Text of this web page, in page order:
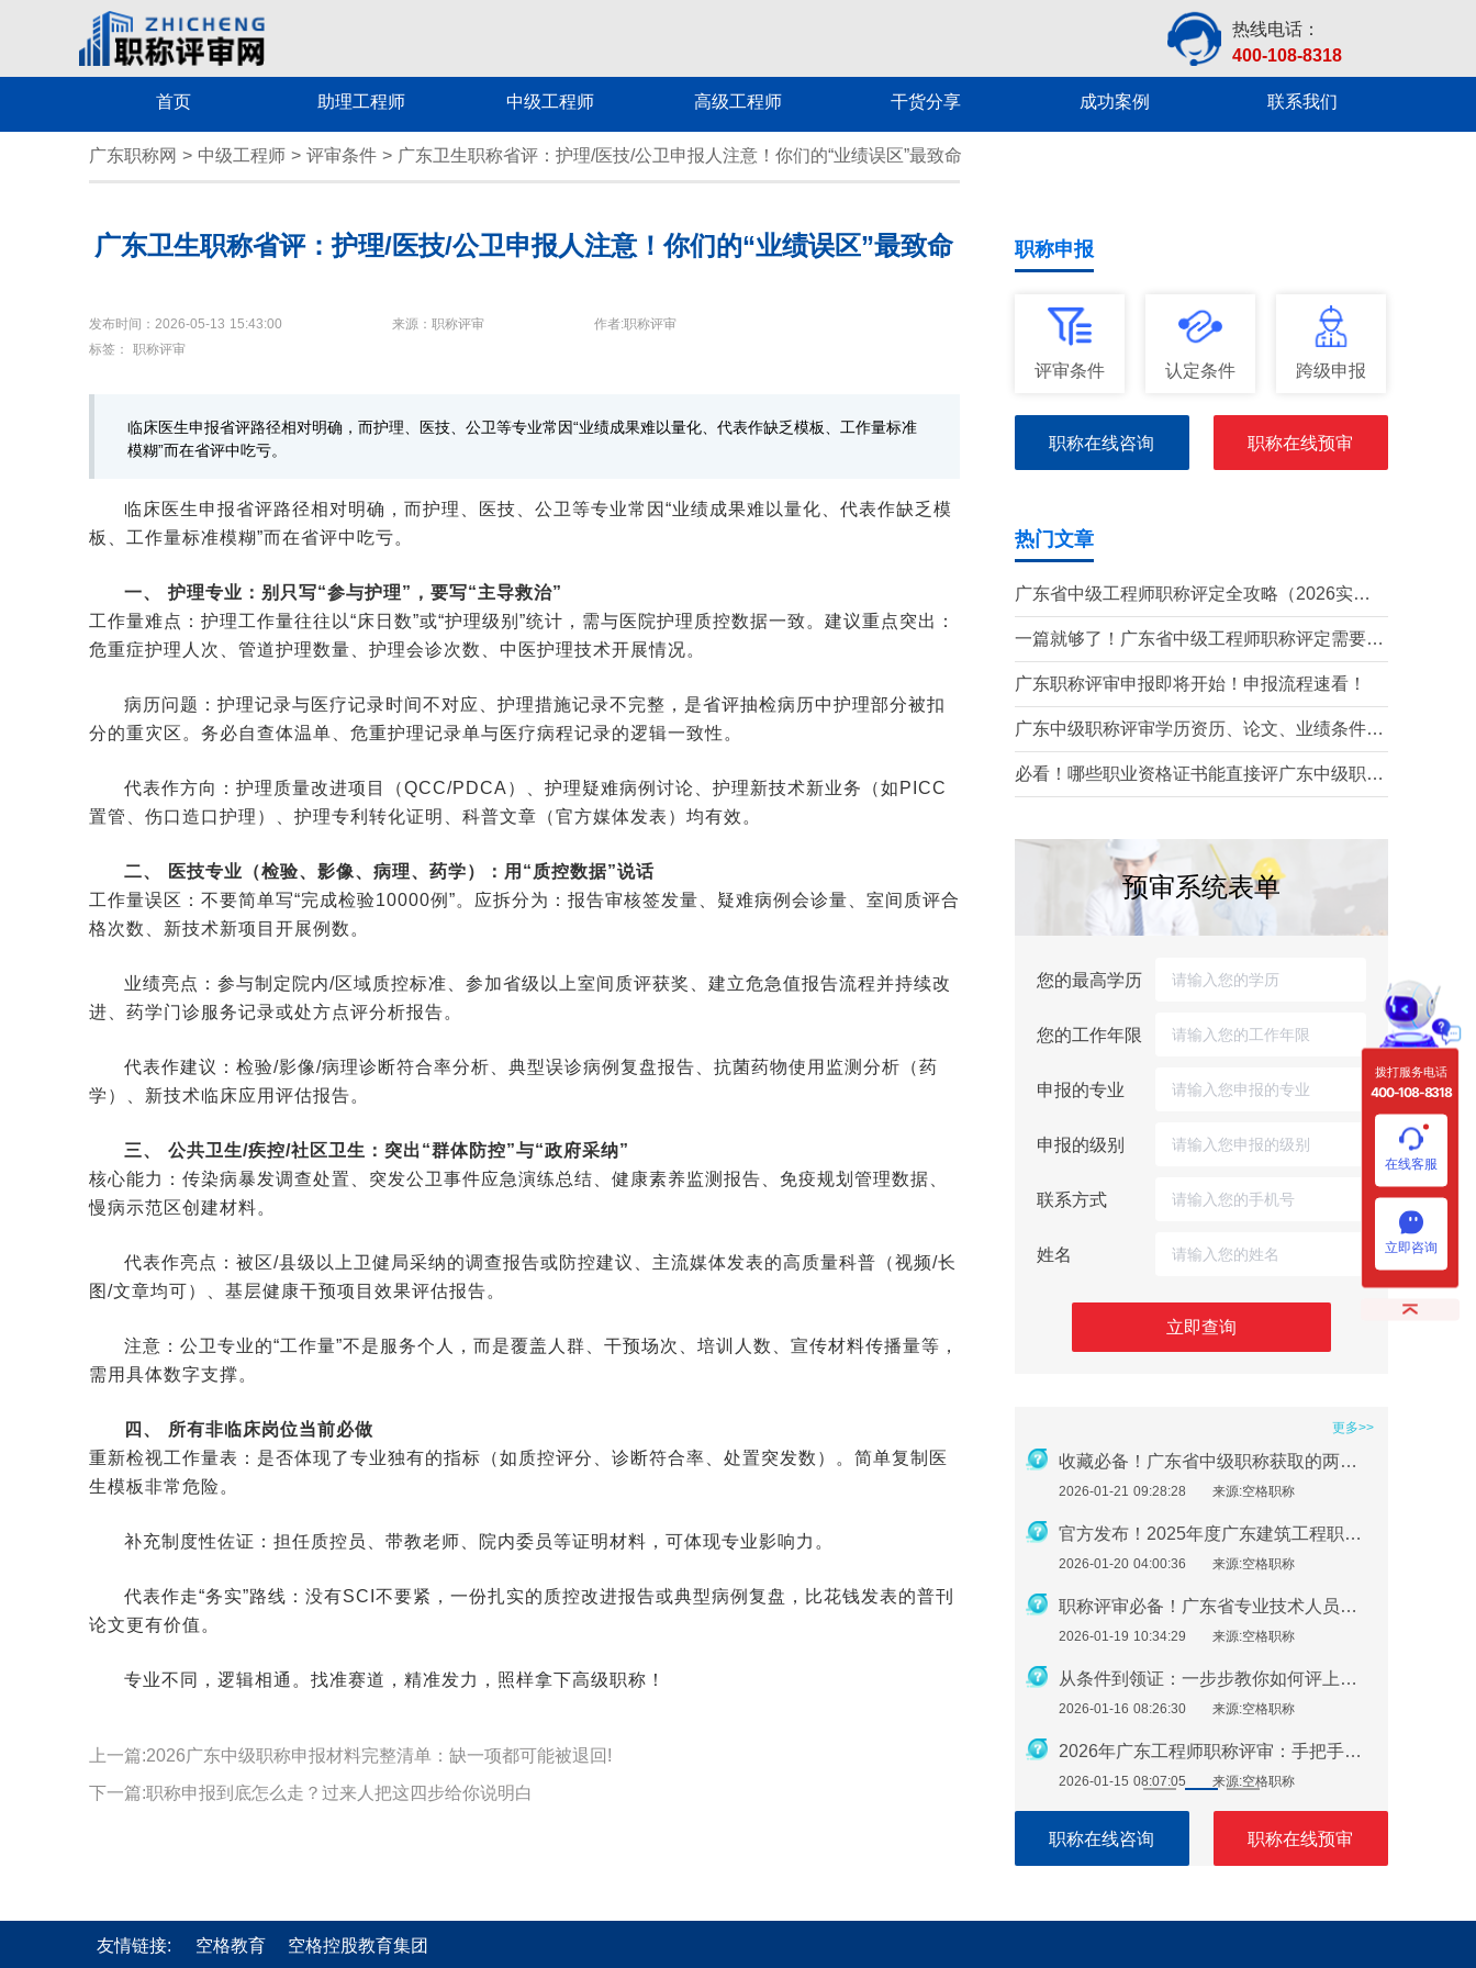
热线电话：
400-108-8318
首页 助理工程师 中级工程师 高级工程师 干货分享 成功案例 联系我们
广东职称网 > 中级工程师 > 评审条件 > 广东卫生职称省评：护理/医技/公卫申报人注意！你们的“业绩误区”最致命
广东卫生职称省评：护理/医技/公卫申报人注意！你们的“业绩误区”最致命
发布时间：2026-05-13 15:43:00 来源：职称评审
作者:职称评审
标签： 职称评审
临床医生申报省评路径相对明确，而护理、医技、公卫等专业常因“业绩成果难以量化、代表作缺乏模板、工作量标准
模糊”而在省评中吃亏。
临床医生申报省评路径相对明确，而护理、医技、公卫等专业常因“业绩成果难以量化、代表作缺乏模
板、工作量标准模糊”而在省评中吃亏。
一、 护理专业：别只写“参与护理”，要写“主导救治”
工作量难点：护理工作量往往以“床日数”或“护理级别”统计，需与医院护理质控数据一致。建议重点突出：
危重症护理人次、管道护理数量、护理会诊次数、中医护理技术开展情况。
病历问题：护理记录与医疗记录时间不对应、护理措施记录不完整，是省评抽检病历中护理部分被扣
分的重灾区。务必自查体温单、危重护理记录单与医疗病程记录的逻辑一致性。
代表作方向：护理质量改进项目（QCC/PDCA）、护理疑难病例讨论、护理新技术新业务（如PICC
置管、伤口造口护理）、护理专利转化证明、科普文章（官方媒体发表）均有效。
二、 医技专业（检验、影像、病理、药学）：用“质控数据”说话
工作量误区：不要简单写“完成检验10000例”。应拆分为：报告审核签发量、疑难病例会诊量、室间质评合
格次数、新技术新项目开展例数。
业绩亮点：参与制定院内/区域质控标准、参加省级以上室间质评获奖、建立危急值报告流程并持续改
进、药学门诊服务记录或处方点评分析报告。
代表作建议：检验/影像/病理诊断符合率分析、典型误诊病例复盘报告、抗菌药物使用监测分析（药
学）、新技术临床应用评估报告。
三、 公共卫生/疾控/社区卫生：突出“群体防控”与“政府采纳”
核心能力：传染病暴发调查处置、突发公卫事件应急演练总结、健康素养监测报告、免疫规划管理数据、
慢病示范区创建材料。
代表作亮点：被区/县级以上卫健局采纳的调查报告或防控建议、主流媒体发表的高质量科普（视频/长
图/文章均可）、基层健康干预项目效果评估报告。
注意：公卫专业的“工作量”不是服务个人，而是覆盖人群、干预场次、培训人数、宣传材料传播量等，
需用具体数字支撑。
四、 所有非临床岗位当前必做
重新检视工作量表：是否体现了专业独有的指标（如质控评分、诊断符合率、处置突发数）。简单复制医
生模板非常危险。
补充制度性佐证：担任质控员、带教老师、院内委员等证明材料，可体现专业影响力。
代表作走“务实”路线：没有SCI不要紧，一份扎实的质控改进报告或典型病例复盘，比花钱发表的普刊
论文更有价值。
专业不同，逻辑相通。找准赛道，精准发力，照样拿下高级职称！
上一篇:2026广东中级职称申报材料完整清单：缺一项都可能被退回!
下一篇:职称申报到底怎么走？过来人把这四步给你说明白
职称申报
评审条件 认定条件 跨级申报
职称在线咨询 职称在线预审
热门文章
广东省中级工程师职称评定全攻略（2026实操
版）
一篇就够了！广东省中级工程师职称评定需要准
备哪些材料？
广东职称评审申报即将开始！申报流程速看！
广东中级职称评审学历资历、论文、业绩条件！
这三个很重要！
必看！哪些职业资格证书能直接评广东中级职
称？
预审系统表单
您的最高学历
您的工作年限
申报的专业
申报的级别
联系方式
姓名
立即查询
更多>>
收藏必备！广东省中级职称获取的两种方式及详细条件（2026版）
2026-01-21 09:28:28 来源:空格职称
官方发布！2025年度广东建筑工程职称评审通知要点全解读
2026-01-20 04:00:36 来源:空格职称
职称评审必备！广东省专业技术人员继续教育学时要求（2026年）
2026-01-19 10:34:29 来源:空格职称
从条件到领证：一步步教你如何评上广东省助理工程师
2026-01-16 08:26:30 来源:空格职称
2026年广东工程师职称评审：手把手教你准备申报材料
2026-01-15 08:07:05 来源:空格职称
职称在线咨询 职称在线预审
友情链接: 空格教育 空格控股教育集团
拨打服务电话
400-108-8318
在线客服
立即咨询